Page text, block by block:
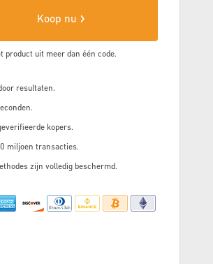
Koop nu
product uit meer dan één code.
resultaten.
kopers.
miljoen transacties.
zijn volledig beschermd.